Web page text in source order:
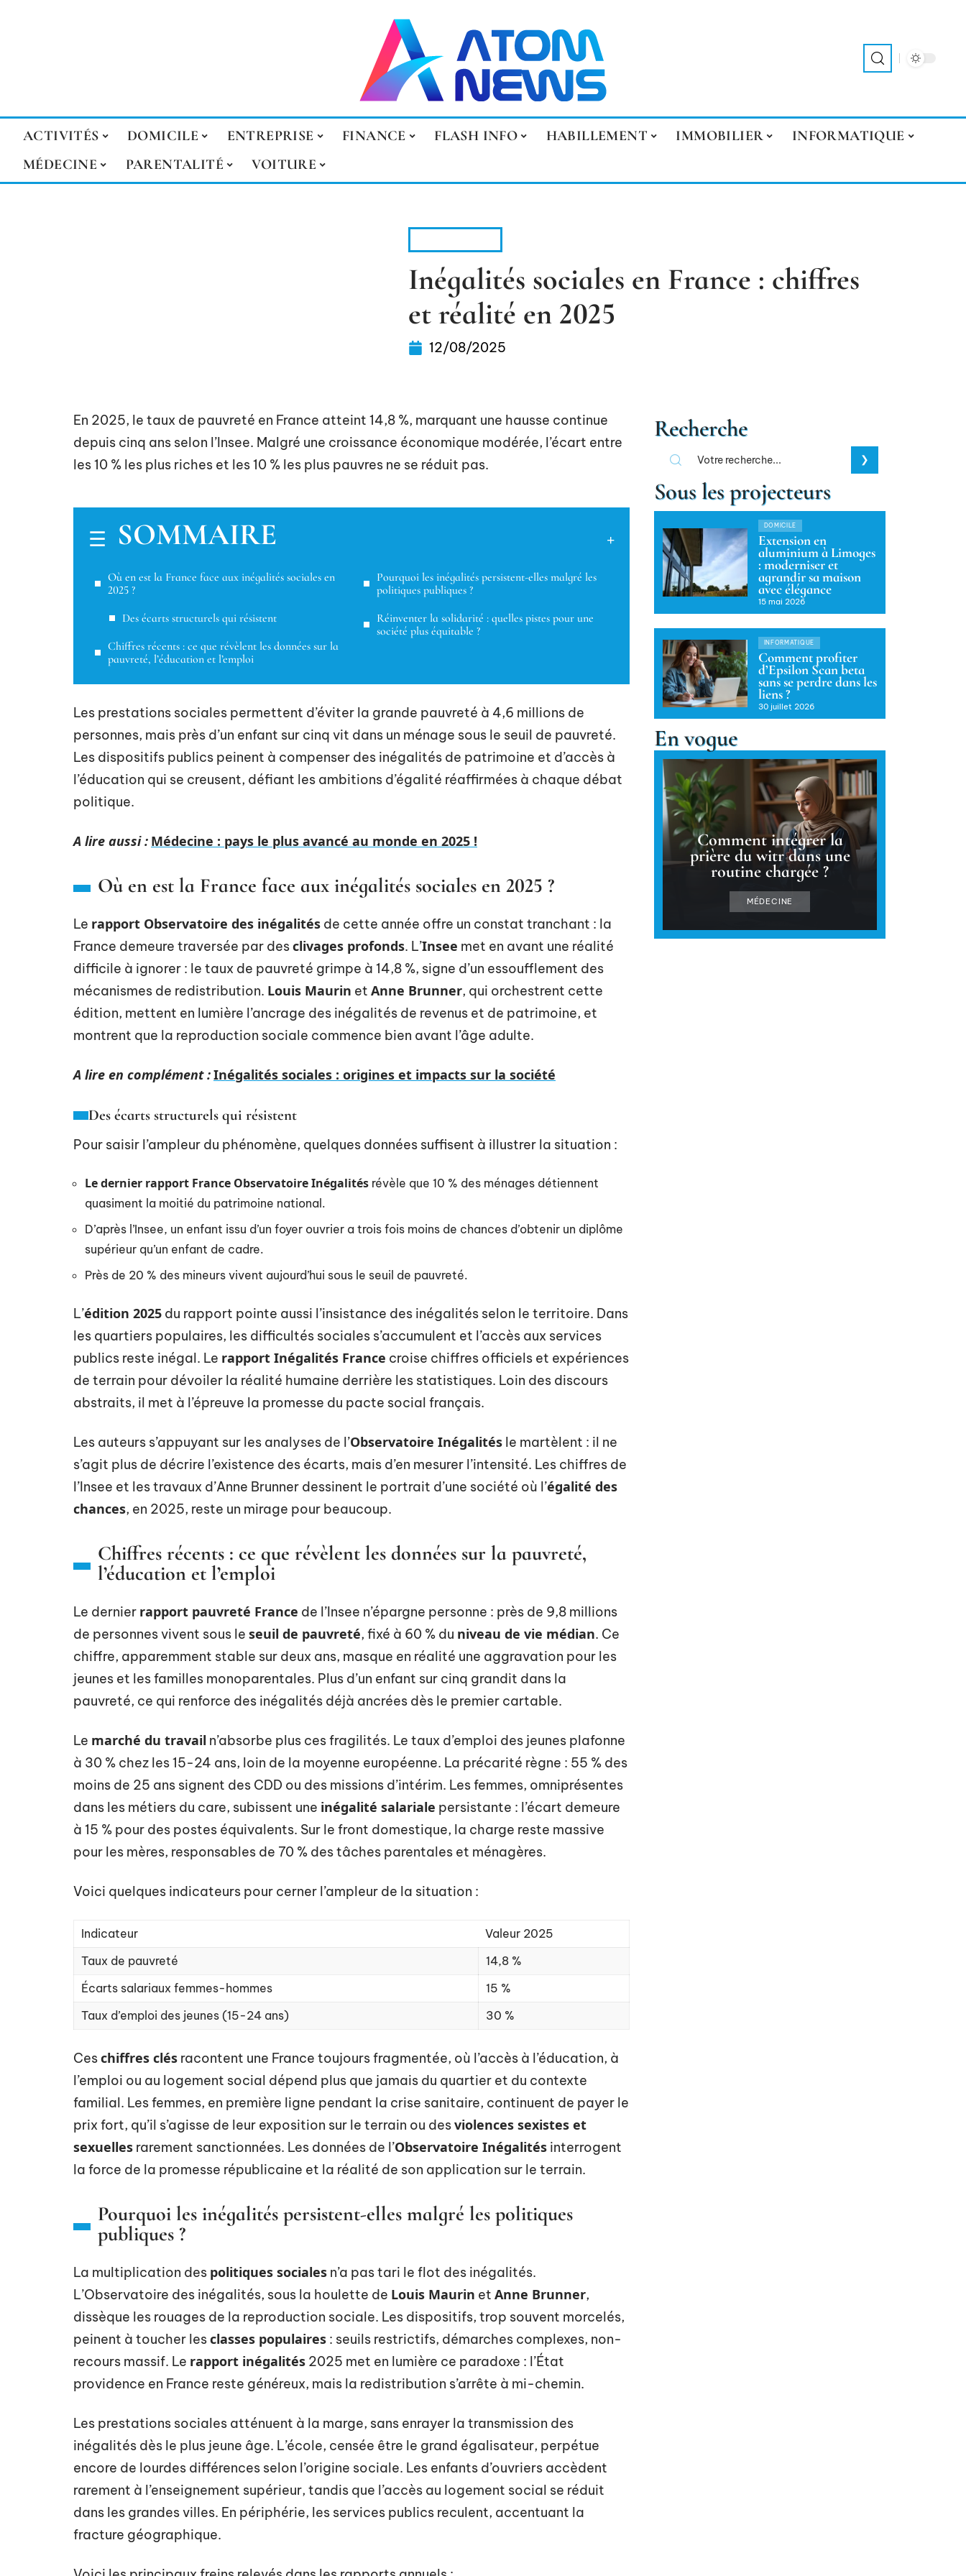
ACTIVITÉS DOMICILE ENTREPRISE FINANCE FLASH INFO HABILLEMENT IMMOBILIER
INFORMATIQUE
MÉDECINE
PARENTALITÉ VOITURE
Inégalités sociales en France : chiffres
et réalité en 2025
12/08/2025
En 2025, le taux de pauvreté en France atteint 14,8 %, marquant une hausse continue
depuis cinq ans selon l’Insee. Malgré une croissance économique modérée, l’écart entre
les 10 % les plus riches et les 10 % les plus pauvres ne se réduit pas.
SOMMAIRE
Où en est la France face aux inégalités sociales en
2025 ?
Des écarts structurels qui résistent
Chiffres récents : ce que révèlent les données sur la
pauvreté, l’éducation et l’emploi
Pourquoi les inégalités persistent-elles malgré les
politiques publiques ?
Réinventer la solidarité : quelles pistes pour une
société plus équitable ?
Les prestations sociales permettent d’éviter la grande pauvreté à 4,6 millions de
personnes, mais près d’un enfant sur cinq vit dans un ménage sous le seuil de pauvreté.
Les dispositifs publics peinent à compenser des inégalités de patrimoine et d’accès à
l’éducation qui se creusent, défiant les ambitions d’égalité réaffirmées à chaque débat
politique.
A lire aussi : Médecine : pays le plus avancé au monde en 2025 !
Où en est la France face aux inégalités sociales en 2025 ?
Le rapport Observatoire des inégalités de cette année offre un constat tranchant : la
France demeure traversée par desclivages profonds. L’Insee met en avant une réalité
difficile à ignorer : le taux de pauvreté grimpe à 14,8 %, signe d’un essoufflement des
mécanismes de redistribution. Louis Maurin et Anne Brunner, qui orchestrent cette
édition, mettent en lumière l’ancrage des inégalités de revenus et de patrimoine, et
montrent que la reproduction sociale commence bien avant l’âge adulte.
A lire en complément :Inégalités sociales : origines et impacts sur la société
Des écarts structurels qui résistent
Pour saisir l’ampleur du phénomène, quelques données suffisent à illustrer la situation :
Le dernier rapport France Observatoire Inégalités révèle que 10 % des ménages détiennent
quasiment la moitié du patrimoine national.
D’après l’Insee, un enfant issu d’un foyer ouvrier a trois fois moins de chances d’obtenir un diplôme
supérieur qu’un enfant de cadre.
Près de 20 % des mineurs vivent aujourd’hui sous le seuil de pauvreté.
L’édition 2025 du rapport pointe aussi l’insistance des inégalités selon le territoire. Dans
les quartiers populaires, les difficultés sociales s’accumulent et l’accès aux services
publics reste inégal. Le rapport Inégalités France croise chiffres officiels et expériences
de terrain pour dévoiler la réalité humaine derrière les statistiques. Loin des discours
abstraits, il met à l’épreuve la promesse du pacte social français.
Les auteurs s’appuyant sur les analyses de l’Observatoire Inégalités le martèlent : il ne
s’agit plus de décrire l’existence des écarts, mais d’en mesurer l’intensité. Les chiffres de
l’Insee et les travaux d’Anne Brunner dessinent le portrait d’une société où l’égalité des
chances, en 2025, reste un mirage pour beaucoup.
Chiffres récents : ce que révèlent les données sur la pauvreté,
l’éducation et l’emploi
Le dernier rapport pauvreté France de l’Insee n’épargne personne : près de 9,8 millions
de personnes vivent sous le seuil de pauvreté, fixé à 60 % du niveau de vie médian. Ce
chiffre, apparemment stable sur deux ans, masque en réalité une aggravation pour les
jeunes et les familles monoparentales. Plus d’un enfant sur cinq grandit dans la
pauvreté, ce qui renforce des inégalités déjà ancrées dès le premier cartable.
Le marché du travail n’absorbe plus ces fragilités. Le taux d’emploi des jeunes plafonne
à 30 % chez les 15-24 ans, loin de la moyenne européenne. La précarité règne : 55 % des
moins de 25 ans signent des CDD ou des missions d’intérim. Les femmes, omniprésentes
dans les métiers du care, subissent une inégalité salariale persistante : l’écart demeure
à 15 % pour des postes équivalents. Sur le front domestique, la charge reste massive
pour les mères, responsables de 70 % des tâches parentales et ménagères.
Voici quelques indicateurs pour cerner l’ampleur de la situation :
Indicateur
Valeur 2025
Taux de pauvreté
14,8 %
Écarts salariaux femmes-hommes
15 %
Taux d’emploi des jeunes (15-24 ans)
30 %
Ceschiffres clés racontent une France toujours fragmentée, où l’accès à l’éducation, à
l’emploi ou au logement social dépend plus que jamais du quartier et du contexte
familial. Les femmes, en première ligne pendant la crise sanitaire, continuent de payer le
prix fort, qu’il s’agisse de leur exposition sur le terrain ou desviolences sexistes et
sexuelles rarement sanctionnées. Les données de l’Observatoire Inégalités interrogent
la force de la promesse républicaine et la réalité de son application sur le terrain.
Pourquoi les inégalités persistent-elles malgré les politiques
publiques ?
La multiplication des politiques sociales n’a pas tari le flot des inégalités.
L’Observatoire des inégalités, sous la houlette de Louis Maurin et Anne Brunner,
dissèque les rouages de la reproduction sociale. Les dispositifs, trop souvent morcelés,
peinent à toucher lesclasses populaires : seuils restrictifs, démarches complexes, non-
recours massif. Le rapport inégalités 2025 met en lumière ce paradoxe : l’État
providence en France reste généreux, mais la redistribution s’arrête à mi-chemin.
Les prestations sociales atténuent à la marge, sans enrayer la transmission des
inégalités dès le plus jeune âge. L’école, censée être le grand égalisateur, perpétue
encore de lourdes différences selon l’origine sociale. Les enfants d’ouvriers accèdent
rarement à l’enseignement supérieur, tandis que l’accès au logement social se réduit
dans les grandes villes. En périphérie, les services publics reculent, accentuant la
fracture géographique.
Recherche
Sous les projecteurs
DOMICILE
Extension en
aluminium à Limoges
: moderniser et
agrandir sa maison
avec élégance
15 mai 2026
INFORMATIQUE
Comment profiter
d’Epsilon Scan beta
sans se perdre dans les
liens ?
30 juillet 2026
En vogue
Comment intégrer la
prière du witr dans une
routine chargée ?
MÉDECINE